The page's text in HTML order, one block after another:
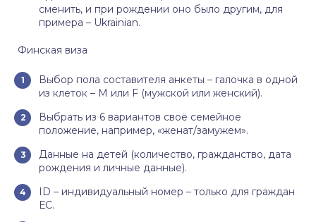
сменить, и при рождении оно было другим, для
примера – Ukrainian.
Финская виза
Выбор пола составителя анкеты – галочка в одной
из клеток – M или F (мужской или женский).
Выбрать из 6 вариантов своё семейное
положение, например, «женат/замужем».
Данные на детей (количество, гражданство, дата
рождения и личные данные).
ID – индивидуальный номер – только для граждан
ЕС.